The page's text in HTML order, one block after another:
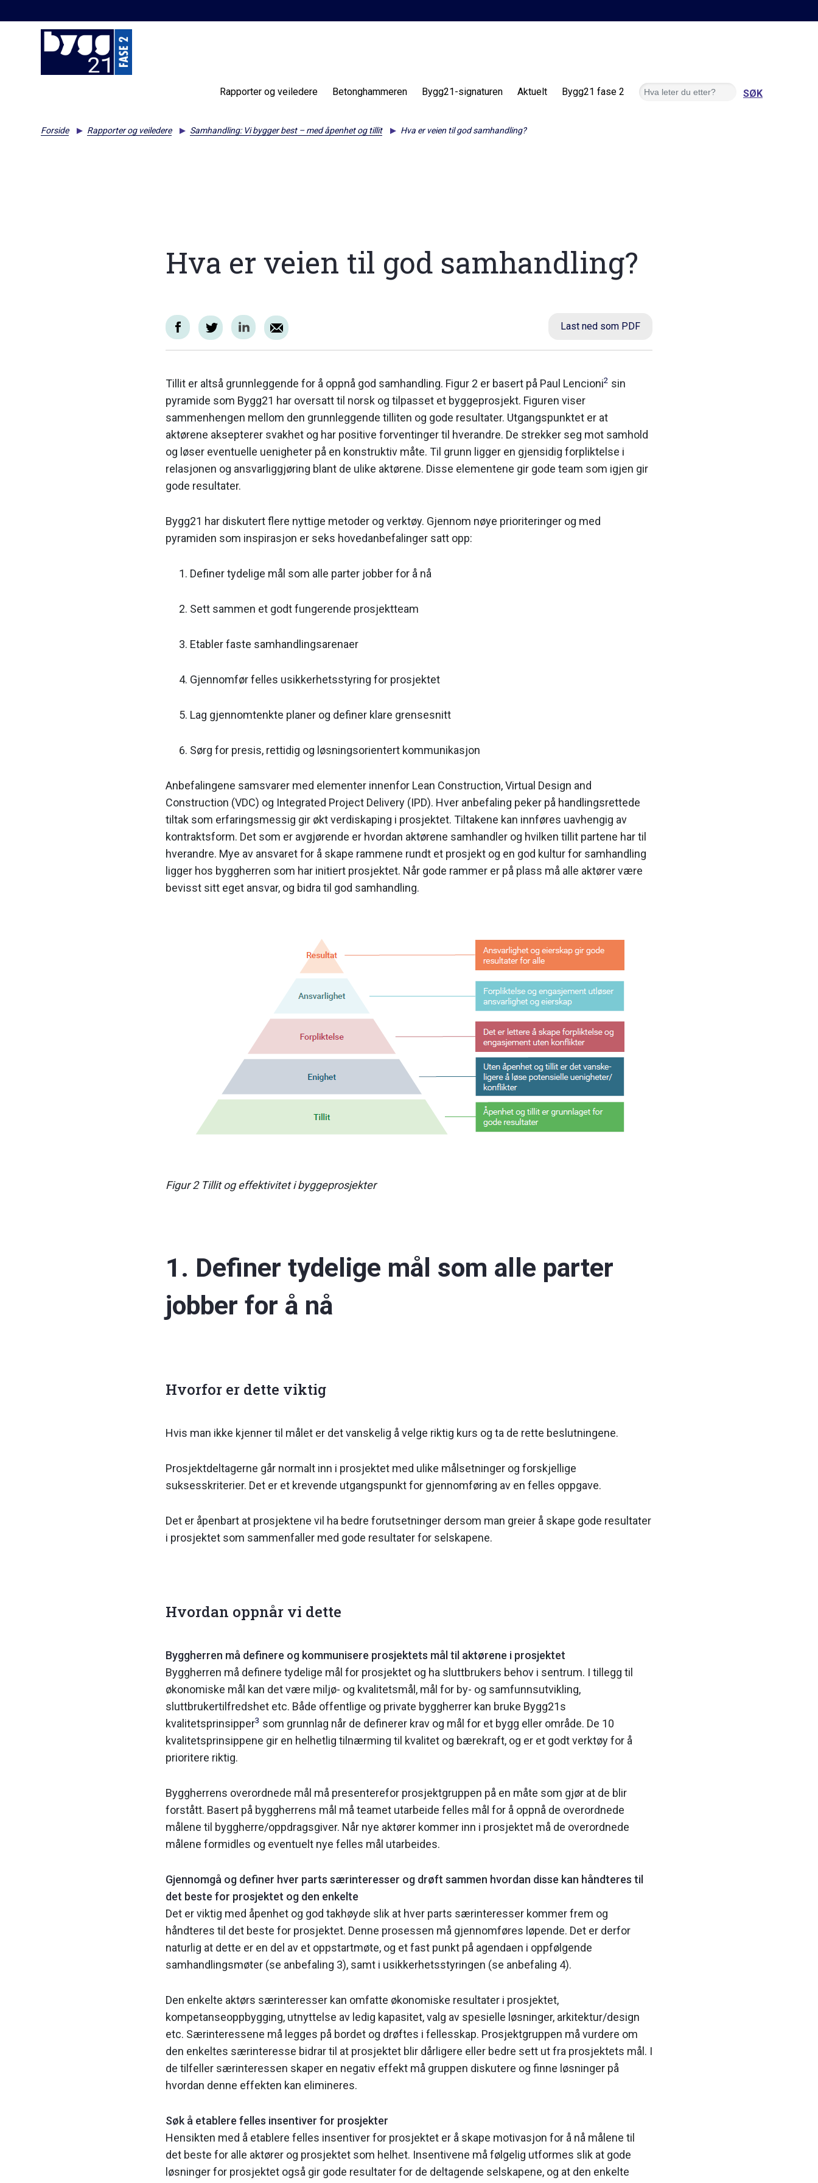
Rapporter og veiledere Betonghammeren Bygg21-signaturen Aktuelt Bygg21 fase 2 Søk
Forside Rapporter og veiledere Samhandling: Vi bygger best – med åpenhet og tillit Hva er veien til god samhandling?
Hva er veien til god samhandling?
Last ned som PDF
Tillit er altså grunnleggende for å oppnå god samhandling. Figur 2 er basert på Paul Lencioni2 sin
pyramide som Bygg21 har oversatt til norsk og tilpasset et byggeprosjekt. Figuren viser
sammenhengen mellom den grunnleggende tilliten og gode resultater. Utgangspunktet er at
aktørene aksepterer svakhet og har positive forventinger til hverandre. De strek­ker seg mot samhold
og løser eventuelle uenigheter på en konstruktiv måte. Til grunn ligger en gjensidig forpliktelse i
relasjonen og ansvarlig­gjøring blant de ulike aktørene. Disse elementene gir gode team som igjen gir
gode resultater.
Bygg21 har diskutert flere nyttige metoder og verktøy. Gjennom nøye prioriteringer og med
pyramiden som inspirasjon er seks hovedan­befalinger satt opp:
Definer tydelige mål som alle parter jobber for å nå
Sett sammen et godt fungerende prosjektteam
Etabler faste samhandlingsarenaer
Gjennomfør felles usikkerhetsstyring for prosjektet
Lag gjennomtenkte planer og definer klare grensesnitt
Sørg for presis, rettidig og løsningsorientert kommunikasjon
Anbefalingene samsvarer med elementer innenfor Lean Construction, Virtual Design and
Construction (VDC) og Integrated Project Delivery (IPD). Hver anbefaling peker på handlingsrettede
tiltak som erfaringsmessig gir økt verdiskaping i prosjektet. Tiltakene kan innføres uavhengig av
kontraktsform. Det som er avgjørende er hvordan aktørene samhandler og hvilken tillit partene har til
hverandre. Mye av ansvaret for å skape rammene rundt et prosjekt og en god kultur for samhandling
ligger hos byggherren som har initiert prosjektet. Når gode rammer er på plass må alle aktører være
bevisst sitt eget ansvar, og bidra til god samhandling.
Figur 2 Tillit og effektivitet i byggeprosjekter
1. Definer tydelige mål som alle parter
jobber for å nå
Hvorfor er dette viktig
Hvis man ikke kjenner til målet er det vanskelig å velge riktig kurs og ta de rette beslutningene.
Prosjektdeltagerne går normalt inn i prosjektet med ulike målsetninger og forskjellige
suksesskriterier. Det er et krevende utgangspunkt for gjennomføring av en felles oppgave.
Det er åpenbart at prosjektene vil ha bedre forutsetninger dersom man greier å skape gode resultater
i prosjektet som sammenfaller med gode resultater for selskapene.
Hvordan oppnår vi dette
Byggherren må definere og kommunisere prosjektets mål til aktørene i prosjektet
Byggherren må definere tydelige mål for prosjektet og ha sluttbrukers behov i sen­trum. I tillegg til
økonomiske mål kan det være miljø- og kvalitetsmål, mål for by- og samfunnsutvikling,
sluttbrukertilfredshet etc. Både offentlige og private byggherrer kan bruke Bygg21s
kvalitetsprinsipper3 som grunnlag når de definerer krav og mål for et bygg eller område. De 10
kvalitets­prinsippene gir en helhetlig tilnærming til kvalitet og bærekraft, og er et godt verktøy for å
prioritere riktig.
Byggherrens overordnede mål må pre­senterefor prosjektgruppen på en måte som gjør at de blir
forstått. Basert på bygg­herrens mål må teamet utarbeide felles mål for å oppnå de overordnede
målene til byggherre/oppdragsgiver. Når nye aktører kommer inn i prosjektet må de overordnede
målene formidles og eventuelt nye felles mål utarbeides.
Gjennomgå og definer hver parts sær­interesser og drøft sammen hvordan disse kan håndteres til
det beste for prosjektet og den enkelte
Det er viktig med åpenhet og god tak­høyde slik at hver parts særinteresser kommer frem og
håndteres til det beste for prosjektet. Denne prosessen må gjen­nomføres løpende. Det er derfor
naturlig at dette er en del av et oppstartmøte, og et fast punkt på agendaen i oppfølgende
samhandlingsmøter (se anbefaling 3), samt i usikkerhetsstyringen (se an­befaling 4).
Den enkelte aktørs særinteresser kan omfatte økonomiske resultater i prosjek­tet,
kompetanseoppbygging, utnyttelse av ledig kapasitet, valg av spesielle løsninger, arkitektur/design
etc. Særinteressene må legges på bordet og drøftes i fellesskap. Prosjektgruppen må vurdere om
den enkeltes særinteresse bidrar til at prosjek­tet blir dårligere eller bedre sett ut fra prosjektets mål. I
de tilfeller særinteressen skaper en negativ effekt må gruppen diskutere og finne løsninger på
hvordan denne effekten kan elimineres.
Søk å etablere felles insentiver for prosjekter
Hensikten med å etablere felles insentiver for prosjektet er å skape motivasjon for å nå målene til
det beste for alle aktører og prosjektet som helhet. Insentivene må følgelig utformes slik at gode
løsninger for prosjektet også gir gode resultater for de deltagende selskapene, og at den enkelte